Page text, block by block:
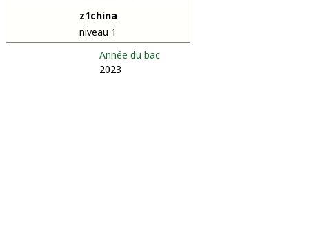
z1china
niveau 1
Année du bac
2023